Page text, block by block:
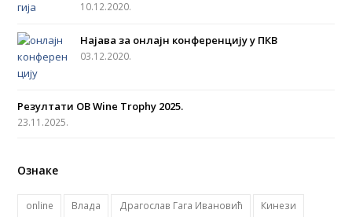
k
a
m
10.12.2020.
Најава за онлајн конференцију у ПКВ
03.12.2020.
Резултати OB Wine Trophy 2025.
23.11.2025.
Ознаке
online Влада Драгослав Гага Ивановић
Кинези